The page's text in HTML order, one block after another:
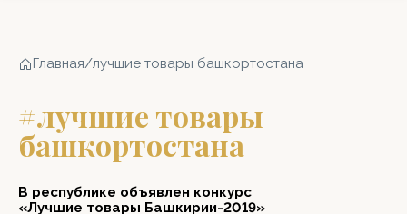
Главная/лучшие товары башкортостана
#лучшие товары
башкортостана
В республике объявлен конкурс
«Лучшие товары Башкирии-2019»